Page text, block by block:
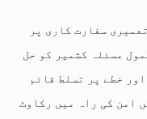
سفارت کاری پر
مسئلہ کشمیر کو حل
خطے پر تسلط قائم
امن کی راہ میں رکاوٹ